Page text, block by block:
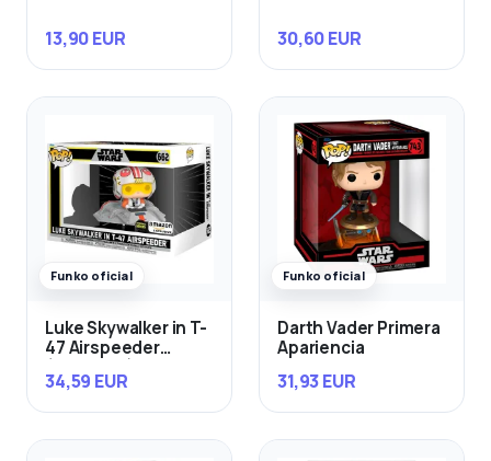
13,90 EUR 30,60 EUR
Funko oficial
Luke Skywalker in T-
47 Airspeeder
34,59 EUR
Funko oficial
Darth Vader Primera
Apariencia
31,93 EUR